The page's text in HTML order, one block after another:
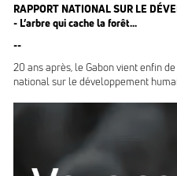
RAPPORT NATIONAL SUR LE
- L’arbre qui cache la forêt...
--
20 ans après, le Gabon vient enfin
national sur le développement